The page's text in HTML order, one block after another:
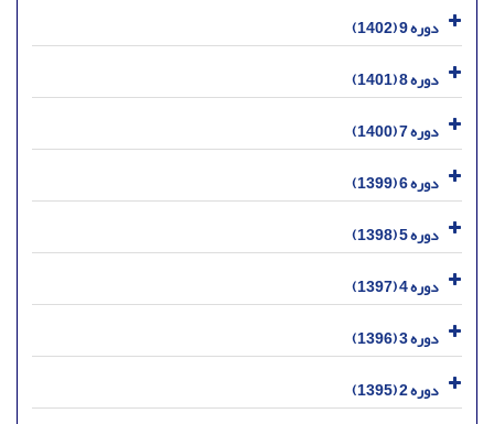
دوره 9 (1402)
دوره 8 (1401)
دوره 7 (1400)
دوره 6 (1399)
دوره 5 (1398)
دوره 4 (1397)
دوره 3 (1396)
دوره 2 (1395)